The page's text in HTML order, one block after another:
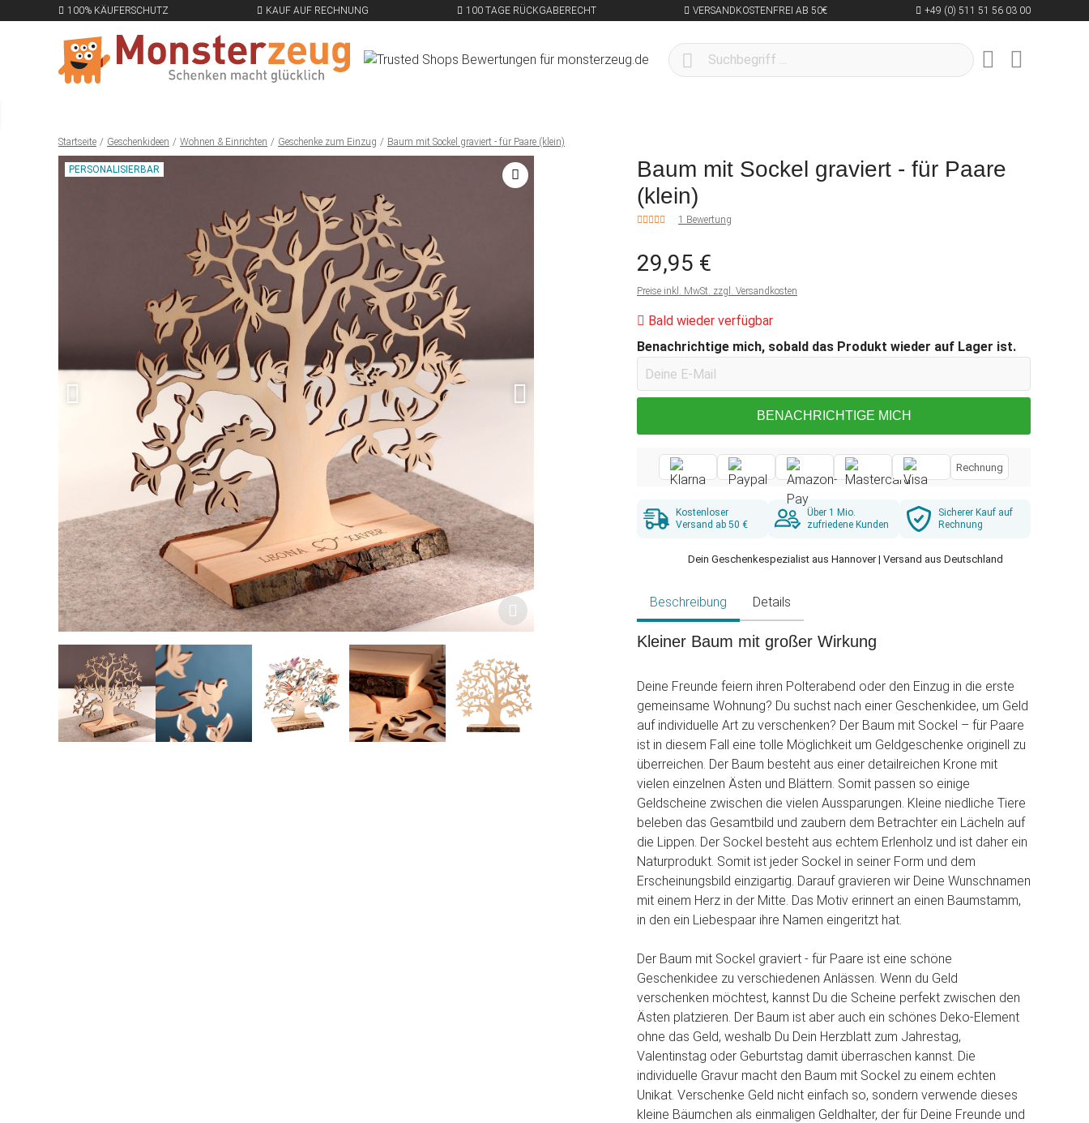
100% KÄUFERSCHUTZ KAUF AUF RECHNUNG 100 TAGE RÜCKGABERECHT VERSANDKOSTENFREI AB 50€ +49 (0) 511 51 56 03 00
Startseite Geschenkideen Wohnen & Einrichten Geschenke zum Einzug Baum mit Sockel graviert - für Paare (klein)
PERSONALISIERBAR
Baum mit Sockel graviert - für Paare
(klein)
1 Bewertung
29,95 €
Preise inkl. MwSt. zzgl. Versandkosten
Bald wieder verfügbar
Benachrichtige mich, sobald das Produkt wieder auf Lager ist.
BENACHRICHTIGE MICH
Rechnung
Kostenloser
Versand ab 50 €
Über 1 Mio.
zufriedene Kunden
Sicherer Kauf auf
Rechnung
Dein Geschenkespezialist aus Hannover | Versand aus Deutschland
Beschreibung Details
Kleiner Baum mit großer Wirkung
Deine Freunde feiern ihren Polterabend oder den Einzug in die erste
gemeinsame Wohnung? Du suchst nach einer Geschenkidee, um Geld
auf individuelle Art zu verschenken? Der Baum mit Sockel – für Paare
ist in diesem Fall eine tolle Möglichkeit um Geldgeschenke originell zu
überreichen. Der Baum besteht aus einer detailreichen Krone mit
vielen einzelnen Ästen und Blättern. Somit passen so einige
Geldscheine zwischen die vielen Aussparungen. Kleine niedliche Tiere
beleben das Gesamtbild und zaubern dem Betrachter ein Lächeln auf
die Lippen. Der Sockel besteht aus echtem Erlenholz und ist daher ein
Naturprodukt. Somit ist jeder Sockel in seiner Form und dem
Erscheinungsbild einzigartig. Darauf gravieren wir Deine Wunschnamen
mit einem Herz in der Mitte. Das Motiv erinnert an einen Baumstamm,
in den ein Liebespaar ihre Namen eingeritzt hat.
Der Baum mit Sockel graviert - für Paare ist eine schöne
Geschenkidee zu verschiedenen Anlässen. Wenn du Geld
verschenken möchtest, kannst Du die Scheine perfekt zwischen den
Ästen platzieren. Der Baum ist aber auch ein schönes Deko-Element
ohne das Geld, weshalb Du Dein Herzblatt zum Jahrestag,
Valentinstag oder Geburtstag damit überraschen kannst. Die
individuelle Gravur macht den Baum mit Sockel zu einem echten
Unikat. Verschenke Geld nicht einfach so, sondern verwende dieses
kleine Bäumchen als einmaligen Geldhalter, der für Deine Freunde und